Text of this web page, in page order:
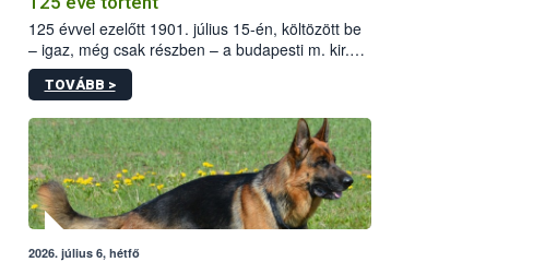
125 évvel ezelőtt 1901. július 15-én, költözött be
– igaz, még csak részben – a budapesti m. kir.
állami vetőmagvizsgáló állomás a Kis Rókus utca
15. szám alatti, Czigler Győző által tervezett új
TOVÁBB >
2026. július 6, hétfő